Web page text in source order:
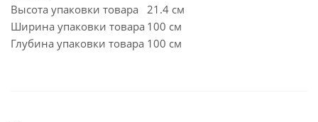
Высота упаковки товара
21.4 см
Ширина упаковки товара 100 см
Глубина упаковки товара 100 см